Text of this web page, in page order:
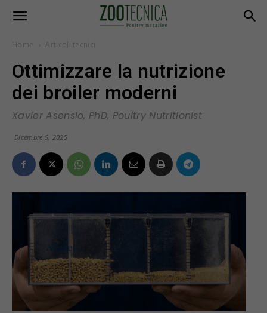
Home Articoli tecnici
Ottimizzare la nutrizione
dei broiler moderni
Xavier Asensio, PhD, Poultry Nutritionist
Dicembre 5, 2025